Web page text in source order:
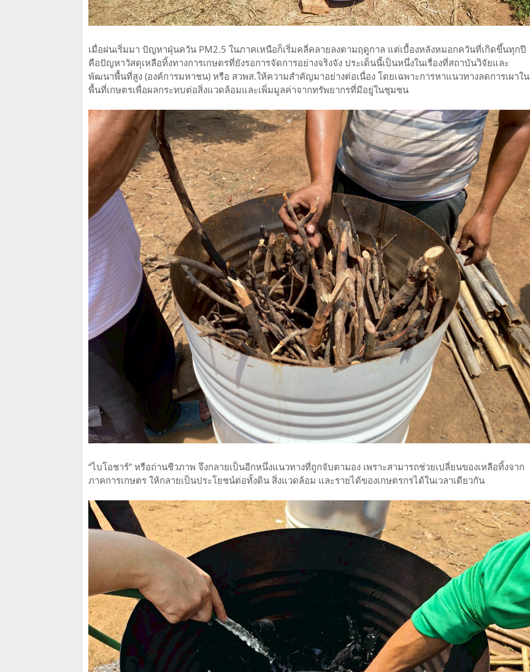
เมื่อฝนเริ่มมา ปัญหาฝุ่นควัน PM2.5 ในภาคเหนือก็เริ่มคลี่คลายลงตามฤดูกาล แต่เบื้องหลังหมอกควันที่เกิดขึ้นทุกปี
คือปัญหาวัสดุเหลือทิ้งทางการเกษตรที่ยังรอการจัดการอย่างจริงจัง ประเด็นนี้เป็นหนึ่งในเรื่องที่สถาบันวิจัยและ
พัฒนาพื้นที่สูง (องค์การมหาชน) หรือ สวพส.ให้ความสำคัญมาอย่างต่อเนื่อง โดยเฉพาะการหาแนวทางลดการเผาใน
พื้นที่เกษตรเพื่อผลกระทบต่อสิ่งแวดล้อมและเพิ่มมูลค่าจากทรัพยากรที่มีอยู่ในชุมชน
“ไบโอชาร์” หรือถ่านชีวภาพ จึงกลายเป็นอีกหนึ่งแนวทางที่ถูกจับตามอง เพราะสามารถช่วยเปลี่ยนของเหลือทิ้งจาก
ภาคการเกษตร ให้กลายเป็นประโยชน์ต่อทั้งดิน สิ่งแวดล้อม และรายได้ของเกษตรกรได้ในเวลาเดียวกัน